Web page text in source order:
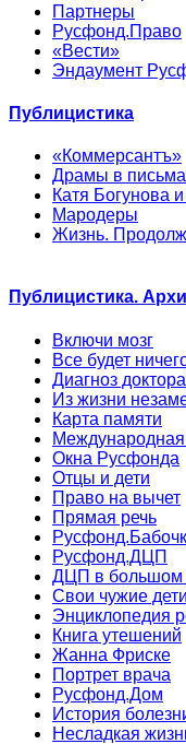
Партнеры
Русфонд.Право
«Вести»
Эндаумент
Публицистика
«Коммерсантъ»
Драмы в
Катя Богунова
Мародеры
Жизнь.
Публицистика.
Включи мозг
Все будет
Диагноз
Из жизни
Карта памяти
Международная
Окна Русфонда
Отцы и дети
Право на вычет
Прямая речь
Русфонд.ДЦП
ДЦП в большом
Свои чужие дети
Энциклопедия
Книга утешений
Жанна Фриске
Портрет врача
Русфонд.Дом
История
Несладкая